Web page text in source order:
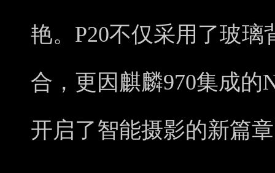
艳。P20不仅采用了玻
合，更因麒麟970集成
开启了智能摄影的新篇